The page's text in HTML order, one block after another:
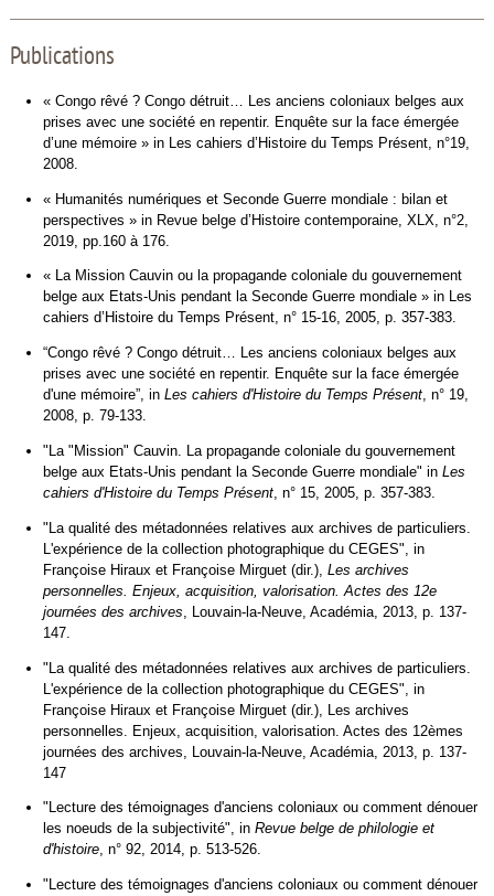
Publications
« Congo rêvé ? Congo détruit… Les anciens coloniaux belges aux
prises avec une société en repentir. Enquête sur la face émergée
d’une mémoire » in Les cahiers d’Histoire du Temps Présent, n°19,
2008.
« Humanités numériques et Seconde Guerre mondiale : bilan et
perspectives » in Revue belge d’Histoire contemporaine, XLX, n°2,
2019, pp.160 à 176.
« La Mission Cauvin ou la propagande coloniale du gouvernement
belge aux Etats-Unis pendant la Seconde Guerre mondiale » in Les
cahiers d’Histoire du Temps Présent, n° 15-16, 2005, p. 357-383.
“Congo rêvé ? Congo détruit… Les anciens coloniaux belges aux
prises avec une société en repentir. Enquête sur la face émergée
d'une mémoire”, in Les cahiers d'Histoire du Temps Présent, n° 19,
2008, p. 79-133.
"La "Mission" Cauvin. La propagande coloniale du gouvernement
belge aux Etats-Unis pendant la Seconde Guerre mondiale" in Les
cahiers d'Histoire du Temps Présent, n° 15, 2005, p. 357-383.
"La qualité des métadonnées relatives aux archives de particuliers.
L'expérience de la collection photographique du CEGES", in
Françoise Hiraux et Françoise Mirguet (dir.), Les archives
personnelles. Enjeux, acquisition, valorisation. Actes des 12e
journées des archives , Louvain-la-Neuve, Académia, 2013, p. 137-
147.
"La qualité des métadonnées relatives aux archives de particuliers.
L'expérience de la collection photographique du CEGES", in
Françoise Hiraux et Françoise Mirguet (dir.), Les archives
personnelles. Enjeux, acquisition, valorisation. Actes des 12èmes
journées des archives, Louvain-la-Neuve, Académia, 2013, p. 137-
147
"Lecture des témoignages d'anciens coloniaux ou comment dénouer
les noeuds de la subjectivité", in Revue belge de philologie et
d'histoire, n° 92, 2014, p. 513-526.
"Lecture des témoignages d'anciens coloniaux ou comment dénouer